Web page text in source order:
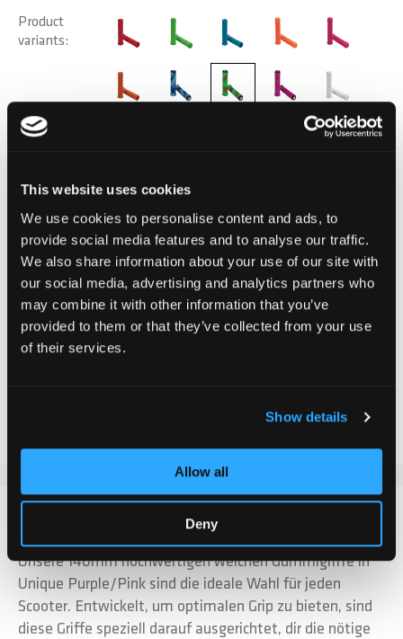
This website uses cookies
We use cookies to personalise content and ads, to
provide social media features and to analyse our traffic.
We also share information about your use of our site with
our social media, advertising and analytics partners who
may combine it with other information that you’ve
provided to them or that they’ve collected from your use
of their services.
Show details
Allow all
Deny
Product
variants
CHF 24.90
Inkl. MwSt.
In den Warenkorb
Unsere 140mm hochwertigen weichen Gummigriffe in
Unique Purple/Pink sind die ideale Wahl für jeden
Scooter. Entwickelt, um optimalen Grip zu bieten, sind
diese Griffe speziell darauf ausgerichtet, dir die nötige